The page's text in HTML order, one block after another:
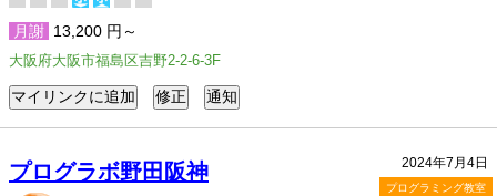
月謝 13,200 円～
大阪府大阪市福島区吉野2-2-6-3F
2024年7月4日
プログラミング教室
プログラボ野田阪神